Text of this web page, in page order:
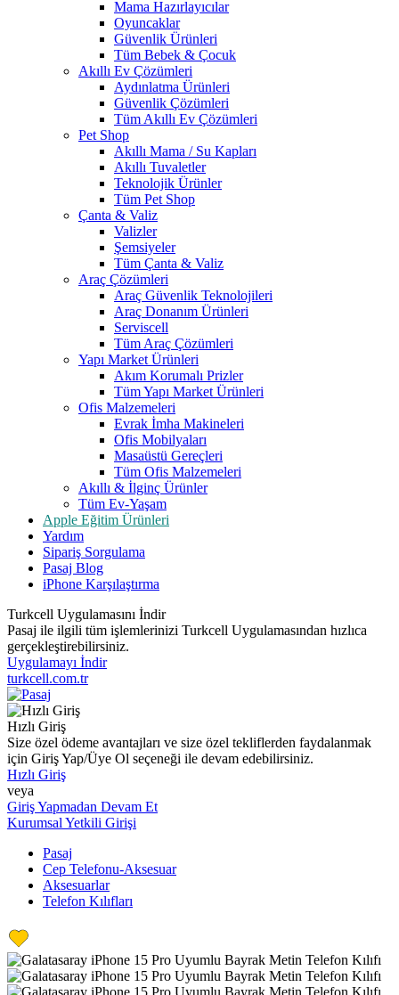
Mama Hazırlayıcılar
Oyuncaklar
Güvenlik Ürünleri
Tüm Bebek & Çocuk
Akıllı Ev Çözümleri
Aydınlatma Ürünleri
Güvenlik Çözümleri
Tüm Akıllı Ev Çözümleri
Pet Shop
Akıllı Mama / Su Kapları
Akıllı Tuvaletler
Teknolojik Ürünler
Tüm Pet Shop
Çanta & Valiz
Valizler
Şemsiyeler
Tüm Çanta & Valiz
Araç Çözümleri
Araç Güvenlik Teknolojileri
Araç Donanım Ürünleri
Serviscell
Tüm Araç Çözümleri
Yapı Market Ürünleri
Akım Korumalı Prizler
Tüm Yapı Market Ürünleri
Ofis Malzemeleri
Evrak İmha Makineleri
Ofis Mobilyaları
Masaüstü Gereçleri
Tüm Ofis Malzemeleri
Akıllı & İlginç Ürünler
Tüm Ev-Yaşam
Apple Eğitim Ürünleri
Yardım
Sipariş Sorgulama
Pasaj Blog
iPhone Karşılaştırma
Turkcell Uygulamasını İndir
Pasaj ile ilgili tüm işlemlerinizi Turkcell Uygulamasından hızlıca
gerçekleştirebilirsiniz.
Uygulamayı İndir
turkcell.com.tr
Hızlı Giriş
Size özel ödeme avantajları ve size özel tekliflerden faydalanmak
için Giriş Yap/Üye Ol seçeneği ile devam edebilirsiniz.
Hızlı Giriş
veya
Giriş Yapmadan Devam Et
Kurumsal Yetkili Girişi
Pasaj
Cep Telefonu-Aksesuar
Aksesuarlar
Telefon Kılıfları